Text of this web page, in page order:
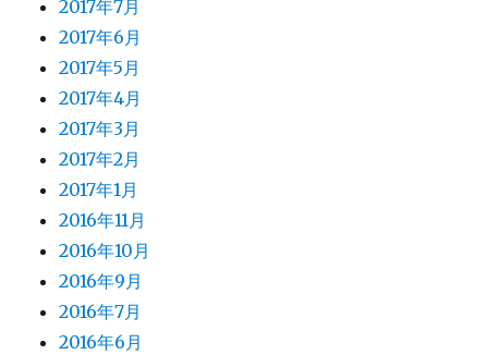
2017年7月
2017年6月
2017年5月
2017年4月
2017年3月
2017年2月
2017年1月
2016年11月
2016年10月
2016年9月
2016年7月
2016年6月